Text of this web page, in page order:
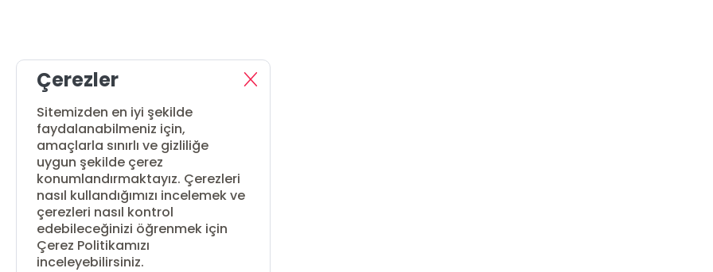
Çerezler
Sitemizden en iyi şekilde
faydalanabilmeniz için,
amaçlarla sınırlı ve gizliliğe
uygun şekilde çerez
konumlandırmaktayız. Çerezleri
nasıl kullandığımızı incelemek ve
çerezleri nasıl kontrol
edebileceğinizi öğrenmek için
Çerez Politikamızı
inceleyebilirsiniz.